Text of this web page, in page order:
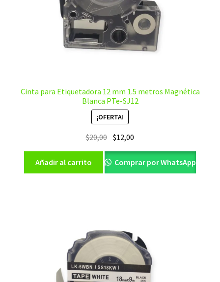
Cinta para Etiquetadora 12 mm 1.5 metros Magnética
Blanca PTe-SJ12
¡OFERTA!
$20,00 El
original
era:
$12,00
actual
es:
Añadir al carrito Comprar por WhatsApp